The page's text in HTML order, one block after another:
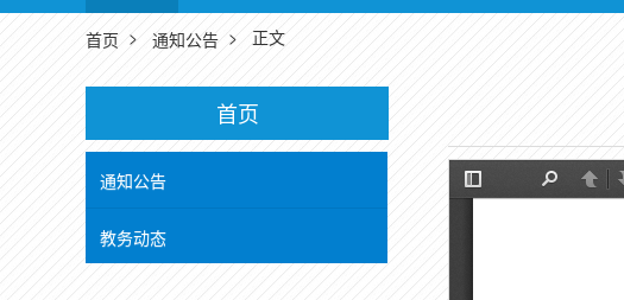
首页 > 通知公告 > 正文
首页
通知公告
教务动态